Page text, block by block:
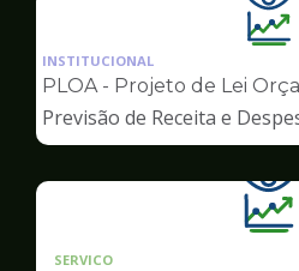
da
INSTITUCIONAL
PLOA - Projeto de Lei
Previsão de Receita e
SERVICO